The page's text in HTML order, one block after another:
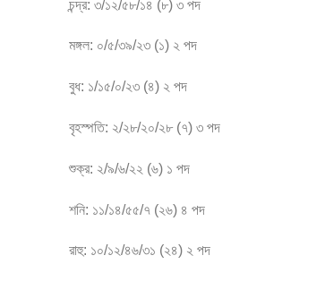
চন্দ্র: ৩/১২/৫৮/১৪ (৮) ৩ পদ
মঙ্গল: ০/৫/৩৯/২৩ (১) ২ পদ
বুধ: ১/১৫/০/২৩ (৪) ২ পদ
বৃহস্পতি: ২/২৮/২০/২৮ (৭) ৩ পদ
শুক্র: ২/৯/৬/২২ (৬) ১ পদ
শনি: ১১/১৪/৫৫/৭ (২৬) ৪ পদ
রাহু: ১০/১২/৪৬/৩১ (২৪) ২ পদ